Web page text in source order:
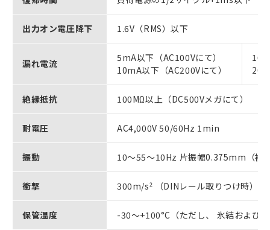
出力オン電圧降下 1.6V（RMS）以下
漏れ電流
5mA以下（AC100Vにて）
10mA以下（AC200Vにて）
絶縁抵抗 100MΩ以上（DC500Vメガにて）
耐電圧 AC4,000V 50/60Hz 1min
振動 10～55～10Hz 片振幅0.375mm（複
衝撃 300m/s2 （DINレール取りつけ時）
保管温度 -30～+100°C（ただし、 氷結および